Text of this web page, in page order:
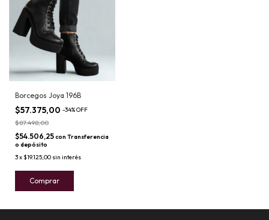
Borcegos Joya 196B
$57.375,00 -34%OFF
$87.498,00
$54.506,25con Transferencia
o depósito
3x$19.125,00 sin interés
Comprar